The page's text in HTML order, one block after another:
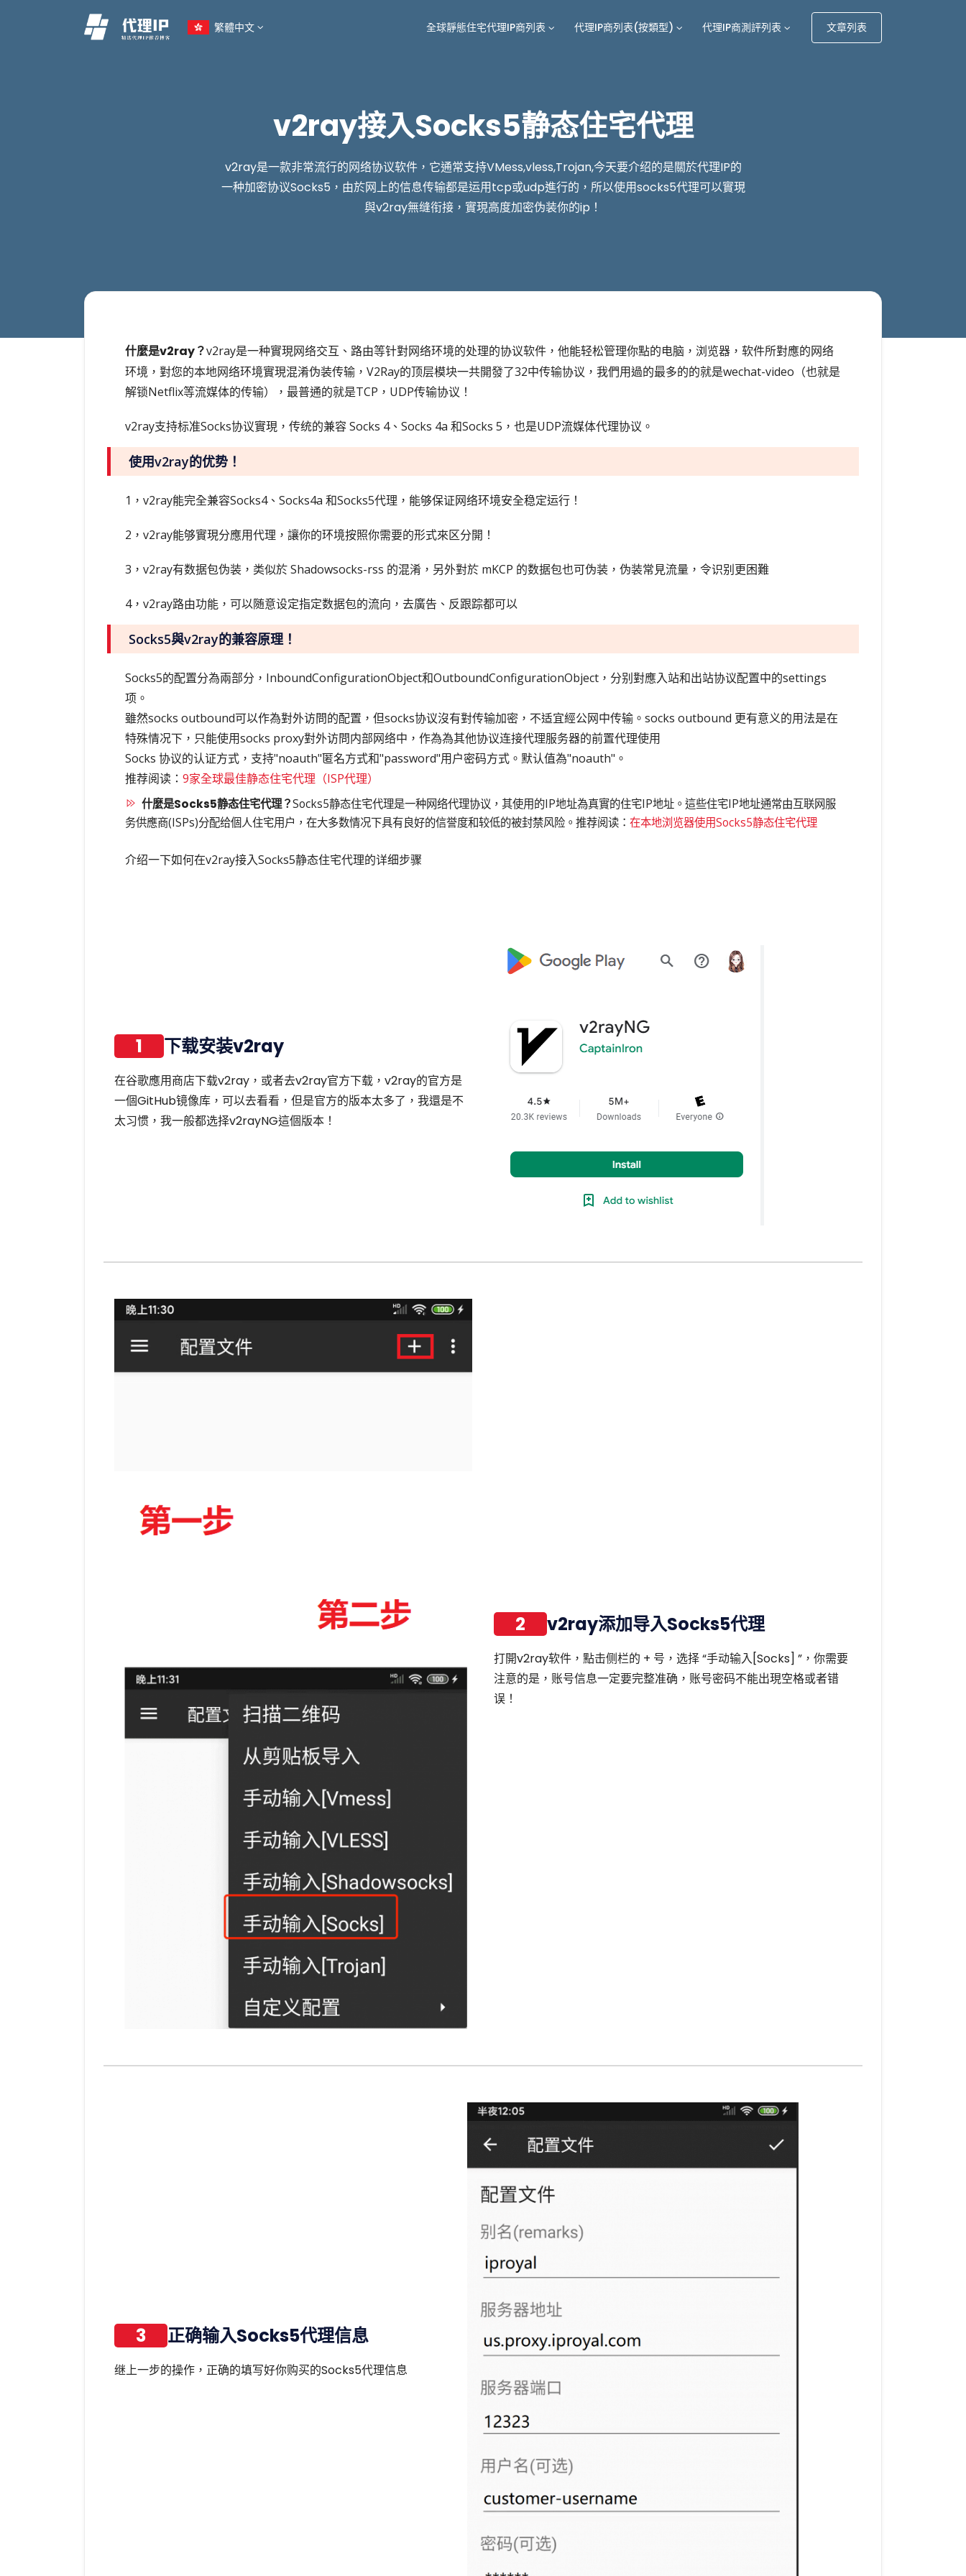
繁體中文 全球靜態住宅代理IP商列表 代理IP商列表(按類型) 代理IP商測評列表 文章列表
v2ray接入Socks5静态住宅代理
v2ray是一款非常流行的网络协议软件，它通常支持VMess,vless,Trojan,今天要介绍的是關於代理IP的
一种加密协议Socks5，由於网上的信息传输都是运用tcp或udp進行的，所以使用socks5代理可以實現
與v2ray無缝衔接，實現高度加密伪装你的ip！
什麼是v2ray？v2ray是一种實現网络交互、路由等针對网络环境的处理的协议软件，他能轻松管理你點的电脑，浏览器，软件所對應的网络
环境，對您的本地网络环境實現混淆伪装传输，V2Ray的顶层模块一共開發了32中传输协议，我們用過的最多的的就是wechat-video（也就是
解锁Netflix等流媒体的传输），最普通的就是TCP，UDP传输协议！
v2ray支持标准Socks协议實現，传统的兼容 Socks 4、Socks 4a 和Socks 5，也是UDP流媒体代理协议。
使用v2ray的优势！
1，v2ray能完全兼容Socks4、Socks4a 和Socks5代理，能够保证网络环境安全稳定运行！
2，v2ray能够實現分應用代理，讓你的环境按照你需要的形式來区分開！
3，v2ray有数据包伪装，类似於 Shadowsocks-rss 的混淆，另外對於 mKCP 的数据包也可伪装，伪装常見流量，令识别更困難
4，v2ray路由功能，可以随意设定指定数据包的流向，去廣告、反跟踪都可以
Socks5與v2ray的兼容原理！
Socks5的配置分為兩部分，InboundConfigurationObject和OutboundConfigurationObject，分别對應入站和出站协议配置中的settings
项。
雖然socks outbound可以作為對外访問的配置，但socks协议沒有對传输加密，不适宜經公网中传输。socks outbound 更有意义的用法是在
特殊情况下，只能使用socks proxy對外访問内部网络中，作為為其他协议连接代理服务器的前置代理使用
Socks 协议的认证方式，支持"noauth"匿名方式和"password"用户密码方式。默认值為"noauth"。
推荐阅读： 9家全球最佳静态住宅代理（ISP代理）
什麼是Socks5静态住宅代理？Socks5静态住宅代理是一种网络代理协议，其使用的IP地址為真實的住宅IP地址。這些住宅IP地址通常由互联网服
务供應商(ISPs)分配给個人住宅用户，在大多数情况下具有良好的信誉度和较低的被封禁风险。推荐阅读： 在本地浏览器使用Socks5静态住宅代理
介绍一下如何在v2ray接入Socks5静态住宅代理的详细步骤
1 下载安装v2ray
在谷歌應用商店下载v2ray，或者去v2ray官方下载，v2ray的官方是
一個GitHub镜像库，可以去看看，但是官方的版本太多了，我還是不
太习惯，我一般都选择v2rayNG這個版本！
2 v2ray添加导入Socks5代理
打開v2ray软件，點击侧栏的 + 号，选择 “手动输入[Socks] ”，你需要
注意的是，账号信息一定要完整准确，账号密码不能出現空格或者错
误！
3 正确输入Socks5代理信息
继上一步的操作，正确的填写好你购买的Socks5代理信息